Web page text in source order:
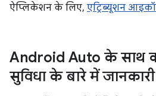
ऐप्लिकेशन के लिए, एट्रिब्यूशन
Android Auto के साथ
सुविधा के बारे में